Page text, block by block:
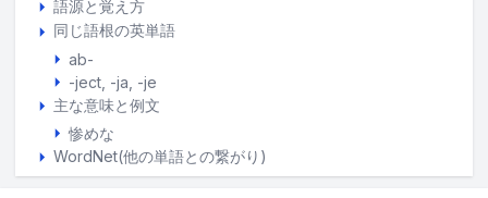
語源と覚え方
同じ語根の英単語
ab-
-ject, -ja, -je
主な意味と例文
惨めな
WordNet(他の単語との繋がり)